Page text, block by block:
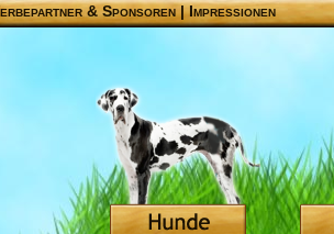
& Sponsoren|Impressionen